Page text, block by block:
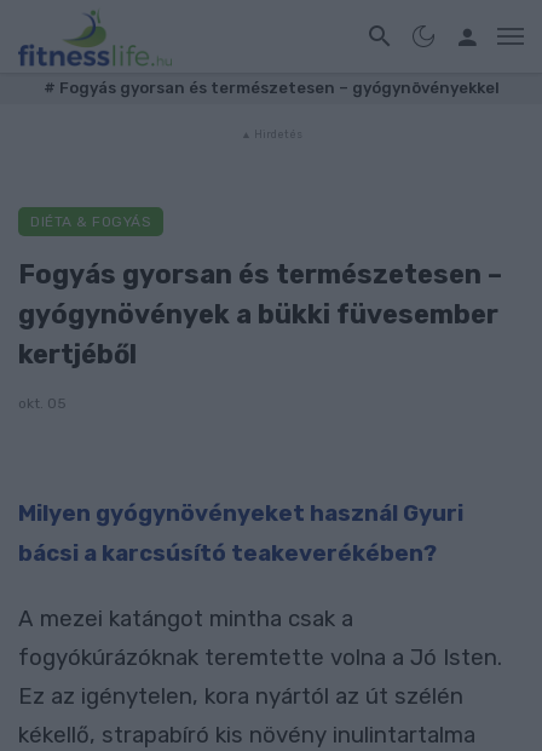
# Fogyás gyorsan és természetesen – gyógynövényekkel
DIÉTA & FOGYÁS
Fogyás gyorsan és természetesen –
gyógynövények a bükki füvesember
kertjéből
okt. 05
Milyen gyógynövényeket használ Gyuri
bácsi a karcsúsító teakeverékében?
A mezei katángot mintha csak a
fogyókúrázóknak teremtette volna a Jó Isten.
Ez az igénytelen, kora nyártól az út szélén
kékellő, strapabíró kis növény inulintartalma